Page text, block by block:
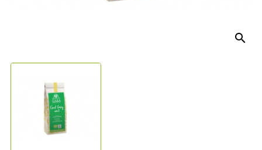
search